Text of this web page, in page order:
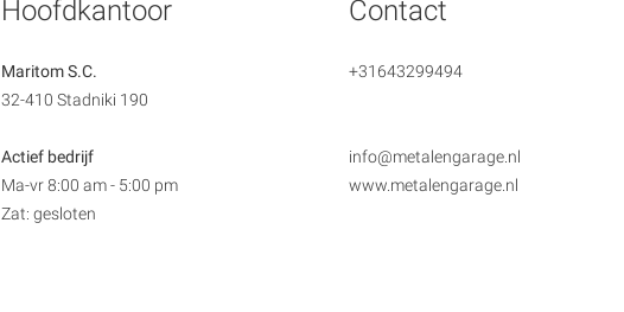
Hoofdkantoor
Maritom S.C.
32-410 Stadniki 190
Actief bedrijf
Ma-vr 8:00 am - 5:00 pm
Zat: gesloten
Contact
+31643299494
info@metalengarage.nl
www.metalengarage.nl